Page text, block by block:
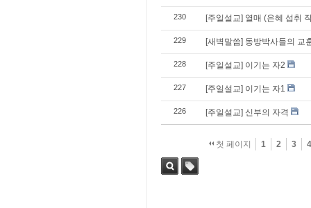
230 [주일설교] 열매 (은혜 섭취
229 [새벽말씀] 동방박사들의 교
228 [주일설교] 이기는 자2
227 [주일설교] 이기는 자1
226 [주일설교] 신부의 자격
첫 페이지 1 2 3